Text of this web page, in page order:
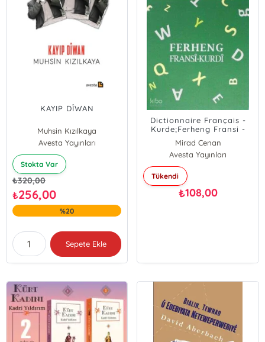
KAYIP DÎWAN
Muhsin Kızılkaya
Avesta Yayınları
Stokta Var
₺320,00
₺256,00
%20
Sepete Ekle
Dictionnaire Français -
Kurde;Ferheng Fransi -
Kurdi
Mirad Cenan
Avesta Yayınları
Tükendi
₺108,00